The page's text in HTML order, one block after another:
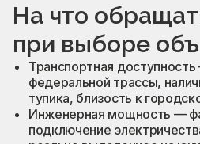
На что
при выборе
Транспортная
федеральной трассы,
тупика, близость к
Инженерная мощность —
подключение